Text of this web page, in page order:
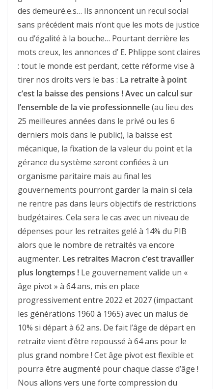
des demeuré.e.s… Ils annoncent un recul social
sans précédent mais n’ont que les mots de justice
ou d’égalité à la bouche… Pourtant derrière les
mots creux, les annonces d’ E. Phlippe sont claires
: tout le monde est perdant, cette réforme vise à
tirer nos droits vers le bas : La retraite à point
c’est la baisse des pensions !Avec un calcul sur
l’ensemble de la vie professionnelle(au lieu des
25 meilleures années dans le privé ou les 6
derniers mois dans le public), la baisse est
mécanique, la fixation de la valeur du point et la
gérance du système seront confiées à un
organisme paritaire mais au final les
gouvernements pourront garder la main si cela
ne rentre pas dans leurs objectifs de restrictions
budgétaires. Cela sera le cas avec un niveau de
dépenses pour les retraites gelé à 14% du PIB
alors que le nombre de retraités va encore
augmenter. Les retraites Macron c’est travailler
plus longtemps ! Le gouvernement valide un «
âge pivot » à 64 ans, mis en place
progressivement entre 2022 et 2027 (impactant
les générations 1960 à 1965) avec un malus de
10% si départ à 62 ans. De fait l’âge de départ en
retraite vient d’être repoussé à 64 ans pour le
plus grand nombre ! Cet âge pivot est flexible et
pourra être augmenté pour chaque classe d’âge !
Nous allons vers une forte compression du